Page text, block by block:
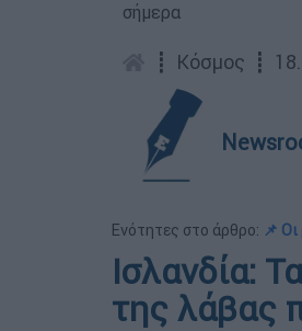
σήμερα
┋ Κόσμος ┋
Ενότητες στο άρθρο: 📌
Ισλανδία:
της λάβας